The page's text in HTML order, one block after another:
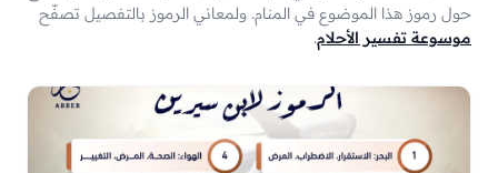
حول رموز هذا الموضوع في المنام. ولمعاني الرموز بالتفصيل تصفّح
موسوعة تفسير الأحلام.